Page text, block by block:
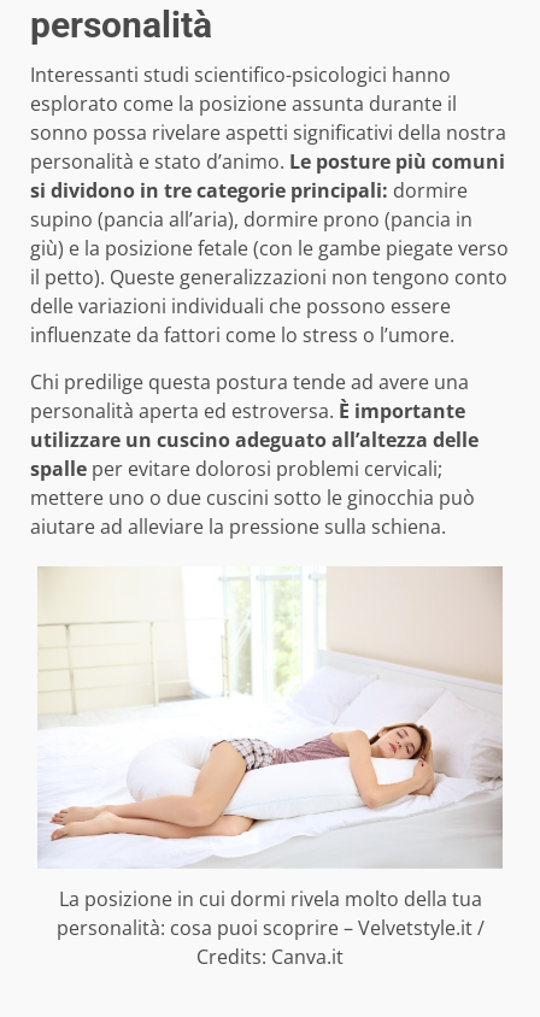
personalità
Interessanti studi scientifico-psicologici hanno
esplorato come la posizione assunta durante il
sonno possa rivelare aspetti significativi della nostra
personalità e stato d’animo. Le posture più comuni
si dividono in tre categorie principali: dormire
supino (pancia all’aria), dormire prono (pancia in
giù) e la posizione fetale (con le gambe piegate verso
il petto). Queste generalizzazioni non tengono conto
delle variazioni individuali che possono essere
influenzate da fattori come lo stress o l’umore.
Chi predilige questa postura tende ad avere una
personalità aperta ed estroversa. È importante
utilizzare un cuscino adeguato all’altezza delle
spalle per evitare dolorosi problemi cervicali;
mettere uno o due cuscini sotto le ginocchia può
aiutare ad alleviare la pressione sulla schiena.
La posizione in cui dormi rivela molto della tua
personalità: cosa puoi scoprire – Velvetstyle.it /
Credits: Canva.it